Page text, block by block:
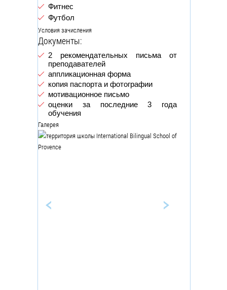
Фитнес
Футбол
Условия зачисления
Документы:
2 рекомендательных письма от
преподавателей
аппликационная форма
копия паспорта и фотографии
мотивационное письмо
оценки за последние 3 года
обучения
Галерея